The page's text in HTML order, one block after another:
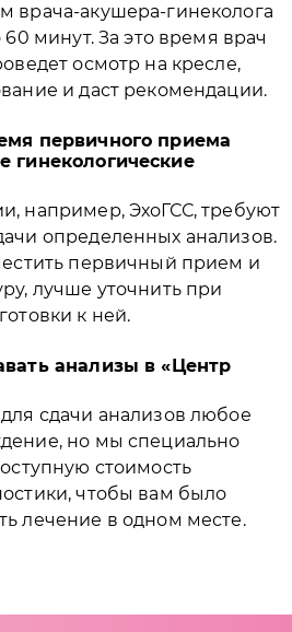
врача-акушера-гинеколога
минут. За это время врач
осмотр на кресле,
и даст рекомендации.
первичного приема
гинекологические
например, ЭхоГСС, требуют
определенных анализов.
первичный прием и
лучше уточнить при
к ней.
анализы в
Центр
сдачи анализов любое
но мы специально
стоимость
чтобы вам было
лечение в одном месте.